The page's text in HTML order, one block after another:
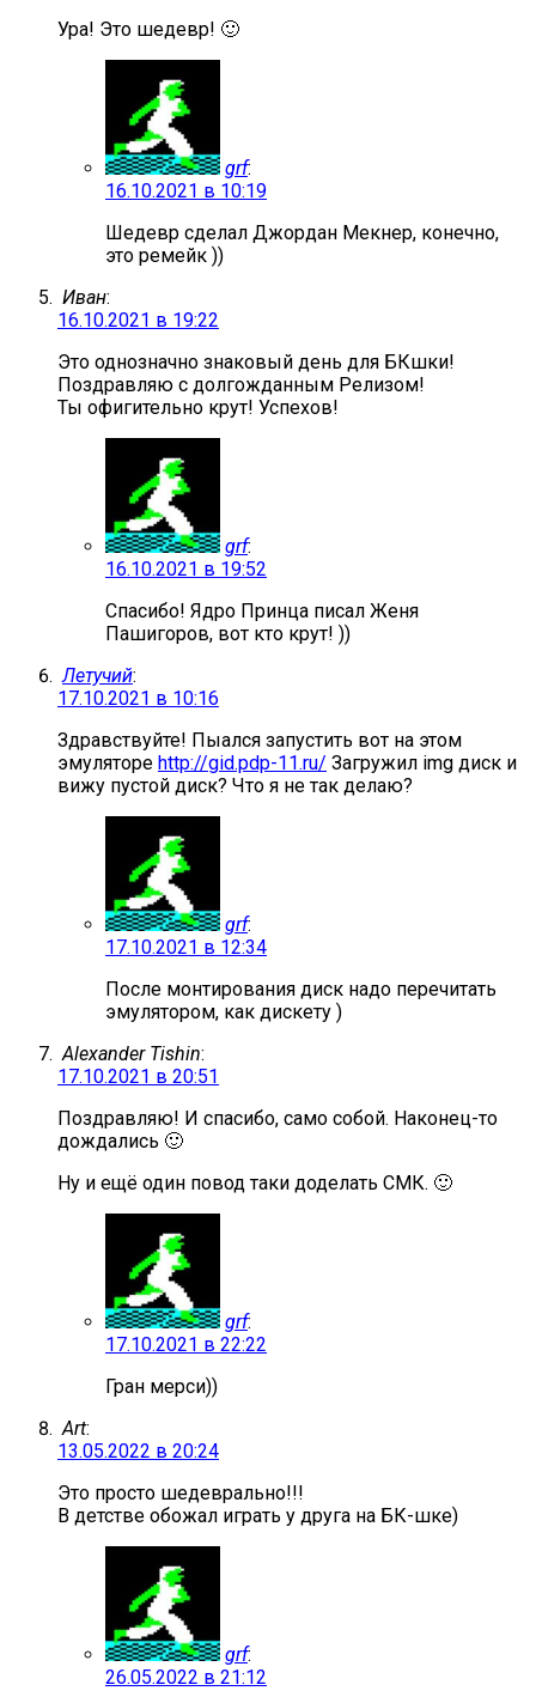
Ура! Это шедевр! 🙂
grf:
16.10.2021 в 10:19
Шедевр сделал Джордан Мекнер, конечно,
это ремейк ))
Иван:
16.10.2021 в 19:22
Это однозначно знаковый день для БКшки!
Поздравляю с долгожданным Релизом!
Ты офигительно крут! Успехов!
grf:
16.10.2021 в 19:52
Спасибо! Ядро Принца писал Женя
Пашигоров, вот кто крут! ))
Летучий:
17.10.2021 в 10:16
Здравствуйте! Пыался запустить вот на этом
эмуляторе http://gid.pdp-11.ru/ Загружил img диск и
вижу пустой диск? Что я не так делаю?
grf:
17.10.2021 в 12:34
После монтирования диск надо перечитать
эмулятором, как дискету )
Alexander Tishin:
17.10.2021 в 20:51
Поздравляю! И спасибо, само собой. Наконец-то
дождались 🙂
Ну и ещё один повод таки доделать СМК. 🙂
grf:
17.10.2021 в 22:22
Гран мерси))
Art:
13.05.2022 в 20:24
Это просто шедеврально!!!
В детстве обожал играть у друга на БК-шке)
grf:
26.05.2022 в 21:12